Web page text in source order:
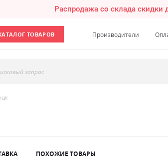
Распродажа со склада скидки
ТОВАРОВ Производители
запрос
ПОХОЖИЕ ТОВАРЫ